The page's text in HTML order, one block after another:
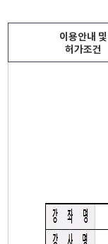
이용안내 및
허가조건